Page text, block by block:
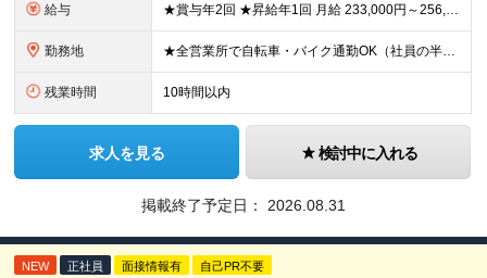
給与 ★賞与年2回 ★昇給年1回 月給 233,000円～256,000円 +（各種手当）+（賞与年2回） ※経験、能力等を考慮の上、決定！月収30万円以上も可能です ※経験者の方は優遇します ※3ヶ月の
勤務地 ★全営業所で自転車・バイク通勤OK（社員の半数がバイクで通勤） 【目黒営業所】 東京都目黒区目黒1-24-2 【五反田営業所】 東京都品川区大崎5-1-2 【中野営業所 新宿スタンド】 東京都中
残業時間 10時間以内
求人を見る 検討中に入れる
掲載終了予定日： 2026.08.31
NEW 正社員 面接情報有 自己PR不要